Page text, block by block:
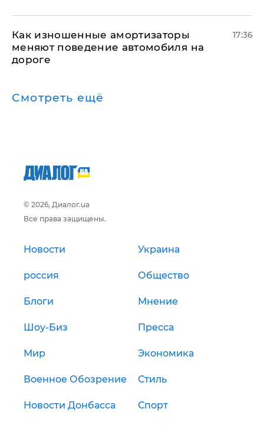
Как изношенные амортизаторы
меняют поведение автомобиля на
дороге
17:36
Смотреть ещё
© 2026, Диалог.ua
Все права защищены.
Новости Украина
россия Общество
Блоги Мнение
Шоу-Биз Пресса
Мир Экономика
Военное Обозрение Стиль
Новости Донбасса Спорт